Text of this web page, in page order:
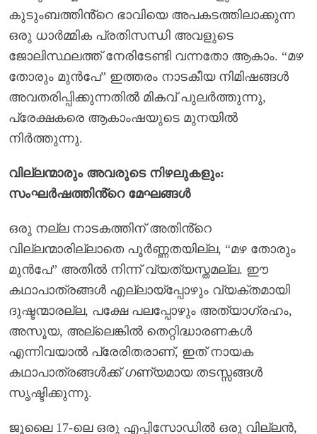
കുടുംബത്തിൻ്റെ ഭാവിയെ അപകടത്തിലാക്കുന്ന
ഒരു ധാർമ്മിക പ്രതിസന്ധി അവളുടെ
ജോലിസ്ഥലത്ത് നേരിടേണ്ടി വന്നതോ ആകാം. “മഴ
തോരും മുൻപേ” ഇത്തരം നാടകീയ നിമിഷങ്ങൾ
അവതരിപ്പിക്കുന്നതിൽ മികവ് പുലർത്തുന്നു,
പ്രേക്ഷകരെ ആകാംഷയുടെ മുനയിൽ
നിർത്തുന്നു.
വില്ലന്മാരും അവരുടെ നിഴലുകളും:
സംഘർഷത്തിൻ്റെ മേഘങ്ങൾ
ഒരു നല്ല നാടകത്തിന് അതിൻ്റെ
വില്ലന്മാരില്ലാതെ പൂർണ്ണതയില്ല, “മഴ തോരും
മുൻപേ” അതിൽ നിന്ന് വ്യത്യസ്തമല്ല. ഈ
കഥാപാത്രങ്ങൾ എല്ലായ്പ്പോഴും വ്യക്തമായി
ദുഷ്ടന്മാരല്ല, പക്ഷേ പലപ്പോഴും അത്യാഗ്രഹം,
അസൂയ, അല്ലെങ്കിൽ തെറ്റിദ്ധാരണകൾ
എന്നിവയാൽ പ്രേരിതരാണ്, ഇത് നായക
കഥാപാത്രങ്ങൾക്ക് ഗണ്യമായ തടസ്സങ്ങൾ
സൃഷ്ടിക്കുന്നു.
ജൂലൈ 17-ലെ ഒരു എപ്പിസോഡിൽ ഒരു വില്ലൻ,